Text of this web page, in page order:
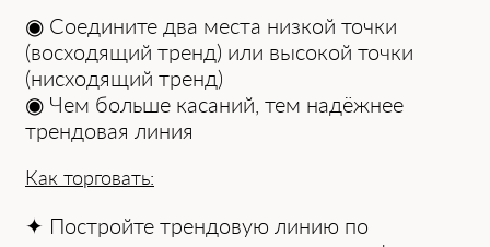
◉ Соедини͏те два места низкой точки
(восходящий тренд) или высокой точки
(͏нисходящий тренд)
◉ Чем больше касаний, тем надёжнее
трендовая линия
Как торговать:
✦ Постройте трендовую линию по